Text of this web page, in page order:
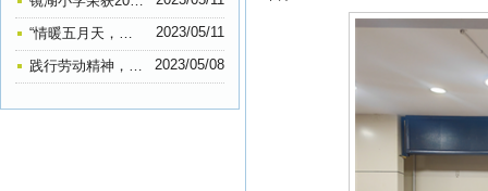
“情暖五月天，告白母亲节”——记镜湖小学206中队感恩母爱主题活动 2023/05/11
践行劳动精神，弘扬传统美德——镜湖小学205中队开展劳动实践活动 2023/05/08